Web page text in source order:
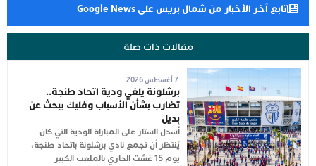
تابع آخر الأخبار من شمال بريس على Google News
مقالات ذات صلة
7 أغسطس 2026
برشلونة يلغي ودية اتحاد طنجة..
تضارب بشأن الأسباب وفليك يبحث عن
بديل
أُسدل الستار على المباراة الودية التي كان
يُنتظر أن تجمع نادي برشلونة باتحاد طنجة،
يوم 15 غشت الجاري بالملعب الكبير